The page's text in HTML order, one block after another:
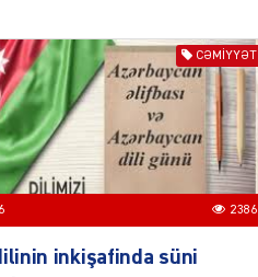
Azərbaycan mina problemi
ilə təkbaşına mübarizə
aparır
04.08.2026 4910
Prezident Gömrük
CƏMIYYƏT
2386
inkişafinda süni